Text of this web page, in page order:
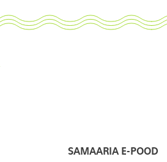
SAMAARIA E-POOD